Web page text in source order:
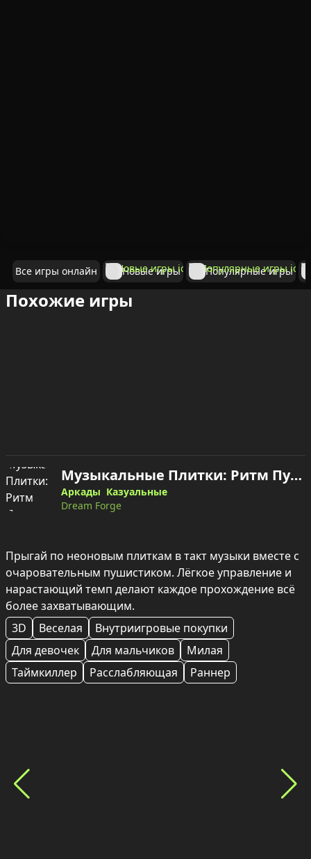
Все игры онлайн Новые игры Популярные игры
Похожие игры
Музыкальные Плитки: Ритм Пушистика — играть онлайн
Аркады Казуальные
Dream Forge
Прыгай по неоновым плиткам в такт музыки вместе с
очаровательным пушистиком. Лёгкое управление и
нарастающий темп делают каждое прохождение всё
более захватывающим.
3D
Веселая
Внутриигровые покупки
Для девочек
Для мальчиков
Милая
Таймкиллер
Расслабляющая Раннер